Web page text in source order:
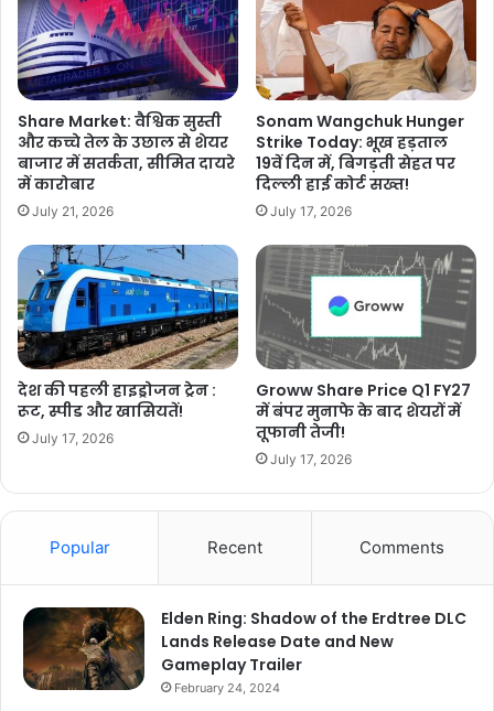
Share Market: वैश्विक सुस्ती
और कच्चे तेल के उछाल से शेयर
बाजार में सतर्कता, सीमित दायरे
में कारोबार
July 21, 2026
Sonam Wangchuk Hunger
Strike Today: भूख हड़ताल
19वें दिन में, बिगड़ती सेहत पर
दिल्ली हाई कोर्ट सख्त!
July 17, 2026
देश की पहली हाइड्रोजन ट्रेन :
रूट, स्पीड और खासियतें!
July 17, 2026
Groww Share Price Q1 FY27
में बंपर मुनाफे के बाद शेयरों में
तूफानी तेजी!
July 17, 2026
Popular Recent Comments
Elden Ring: Shadow of the Erdtree DLC
Lands Release Date and New
Gameplay Trailer
February 24, 2024